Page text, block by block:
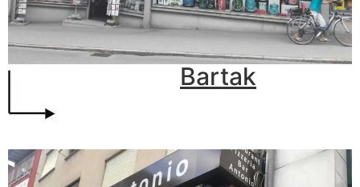
Bartak